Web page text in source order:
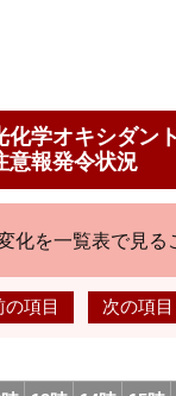
化学オキシダント
意報発令状況
を一覧表で見る
の項目 次の項目